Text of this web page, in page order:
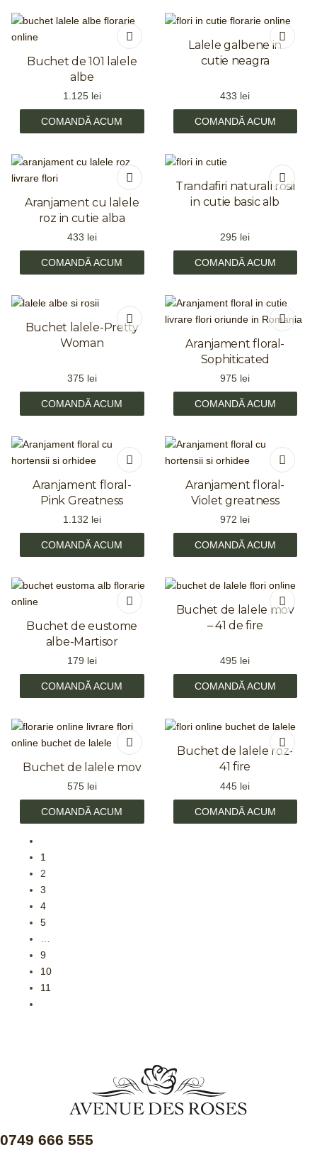
Buchet de 101 lalele
albe
1.125 lei
COMANDĂ ACUM
Lalele galbene in
cutie neagra
433 lei
COMANDĂ ACUM
Aranjament cu lalele
roz in cutie alba
433 lei
COMANDĂ ACUM
Trandafiri naturali rosii
in cutie basic alb
295 lei
COMANDĂ ACUM
Buchet lalele-Pretty
Woman
375 lei
COMANDĂ ACUM
Aranjament floral-
Sophiticated
975 lei
COMANDĂ ACUM
Aranjament floral-
Pink Greatness
1.132 lei
COMANDĂ ACUM
Aranjament floral-
Violet greatness
972 lei
COMANDĂ ACUM
Buchet de eustome
albe-Martisor
179 lei
COMANDĂ ACUM
Buchet de lalele mov
– 41 de fire
495 lei
COMANDĂ ACUM
Buchet de lalele mov
575 lei
COMANDĂ ACUM
Buchet de lalele roz-
41 fire
445 lei
COMANDĂ ACUM
1
2
3
4
5
…
9
10
11
0749 666 555